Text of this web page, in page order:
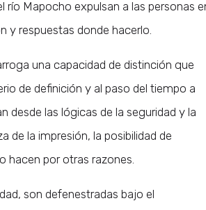
río Mapocho expulsan a las personas
y respuestas donde hacerlo.
una capacidad de distinción que
de definición y al paso del tiempo a
desde las lógicas de la seguridad y la
de la impresión, la posibilidad de
hacen por otras razones.
son defenestradas bajo el